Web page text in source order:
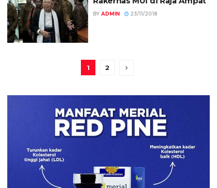
BY ADMIN 23/11/2018
1 2